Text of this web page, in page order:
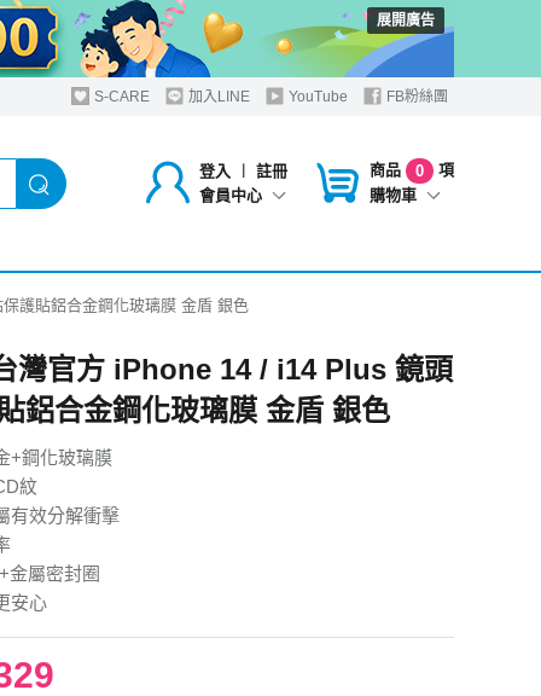
展開廣告
S-CARE 加入LINE YouTube FB粉絲團
登入 ︱
註冊
會員中心
商品 0
項
購物車
護貼鋁合金鋼化玻璃膜 金盾 銀色
灣官方 iPhone 14 / i14 Plus 鏡頭
鋁合金鋼化玻璃膜 金盾 銀色
+鋼化玻璃膜
紋
有效分解衝擊
金屬密封圈
安心